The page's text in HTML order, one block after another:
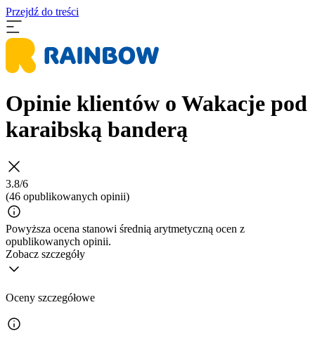
Przejdź do treści
Opinie klientów o Wakacje pod
karaibską banderą
3.8/6
(46 opublikowanych opinii)
Powyższa ocena stanowi średnią arytmetyczną ocen z
opublikowanych opinii.
Zobacz szczegóły
Oceny szczegółowe